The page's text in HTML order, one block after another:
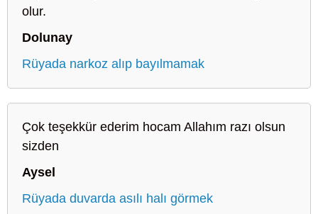
olur.
Dolunay
Rüyada narkoz alıp bayılmamak
Çok teşekkür ederim hocam Allahım razı olsun
sizden
Aysel
Rüyada duvarda asılı halı görmek